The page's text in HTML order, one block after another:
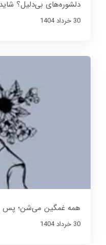
دلشوره‌های بی‌دلیل؟
30 خرداد 1404
همه غمگین می‌شن؛ پس
30 خرداد 1404